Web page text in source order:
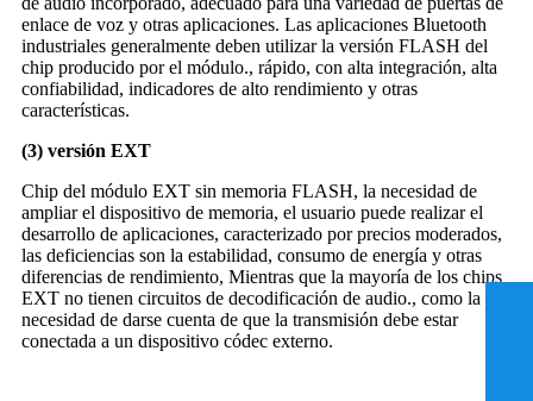
enlace de voz y otras aplicaciones. Las aplicaciones Bluetooth
industriales generalmente deben utilizar la versión FLASH del
chip producido por el módulo., rápido, con alta integración, alta
confiabilidad, indicadores de alto rendimiento y otras
características.
(3) versión EXT
Chip del módulo EXT sin memoria FLASH, la necesidad de
ampliar el dispositivo de memoria, el usuario puede realizar el
desarrollo de aplicaciones, caracterizado por precios moderados,
las deficiencias son la estabilidad, consumo de energía y otras
diferencias de rendimiento, Mientras que la mayoría de los chips
EXT no tienen circuitos de decodificación de audio., como la
necesidad de darse cuenta de que la transmisión debe estar
conectada a un dispositivo códec externo.